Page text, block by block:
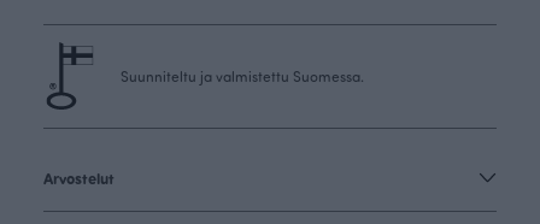
Suunniteltu ja valmistettu Suomessa.
Arvostelut